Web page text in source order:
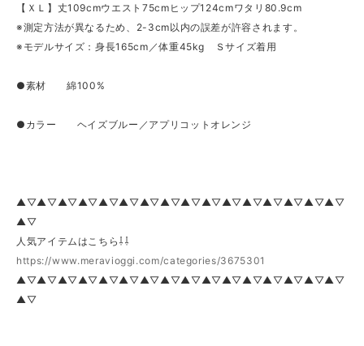
【ＸＬ】丈109cmウエスト75cmヒップ124cmワタリ80.9cm
※測定方法が異なるため、2-3cm以内の誤差が許容されます。
※モデルサイズ：身長165cm／体重45kg Ｓサイズ着用
●素材 綿100%
●カラー ヘイズブルー／アプリコットオレンジ
▲▽▲▽▲▽▲▽▲▽▲▽▲▽▲▽▲▽▲▽▲▽▲▽▲▽▲▽▲▽▲▽
▲▽
人気アイテムはこちら⇩⇩
https://www.meravioggi.com/categories/3675301
▲▽▲▽▲▽▲▽▲▽▲▽▲▽▲▽▲▽▲▽▲▽▲▽▲▽▲▽▲▽▲▽
▲▽